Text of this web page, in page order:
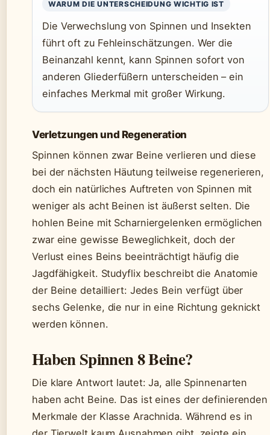
WARUM DIE UNTERSCHEIDUNG WICHTIG IST
Die Verwechslung von Spinnen und Insekten
führt oft zu Fehleinschätzungen. Wer die
Beinanzahl kennt, kann Spinnen sofort von
anderen Gliederfüßern unterscheiden – ein
einfaches Merkmal mit großer Wirkung.
Verletzungen und Regeneration
Spinnen können zwar Beine verlieren und diese
bei der nächsten Häutung teilweise regenerieren,
doch ein natürliches Auftreten von Spinnen mit
weniger als acht Beinen ist äußerst selten. Die
hohlen Beine mit Scharniergelenken ermöglichen
zwar eine gewisse Beweglichkeit, doch der
Verlust eines Beins beeinträchtigt häufig die
Jagdfähigkeit. Studyflix beschreibt die Anatomie
der Beine detailliert: Jedes Bein verfügt über
sechs Gelenke, die nur in eine Richtung geknickt
werden können.
Haben Spinnen 8 Beine?
Die klare Antwort lautet: Ja, alle Spinnenarten
haben acht Beine. Das ist eines der definierenden
Merkmale der Klasse Arachnida. Während es in